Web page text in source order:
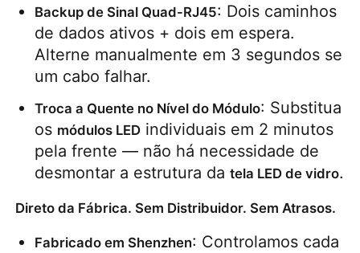
Backup de Sinal Quad-RJ45: Dois caminhos
de dados ativos + dois em espera.
Alterne manualmente em 3 segundos se
um cabo falhar.
Troca a Quente no Nível do Módulo: Substitua
os módulos LED individuais em 2 minutos
pela frente — não há necessidade de
desmontar a estrutura da tela LED de vidro.
Direto da Fábrica. Sem Distribuidor. Sem Atrasos.
Fabricado em Shenzhen: Controlamos cada